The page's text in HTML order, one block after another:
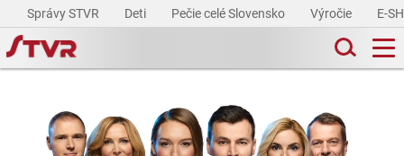
Správy STVR Deti Pečie celé Slovensko Výročie E-